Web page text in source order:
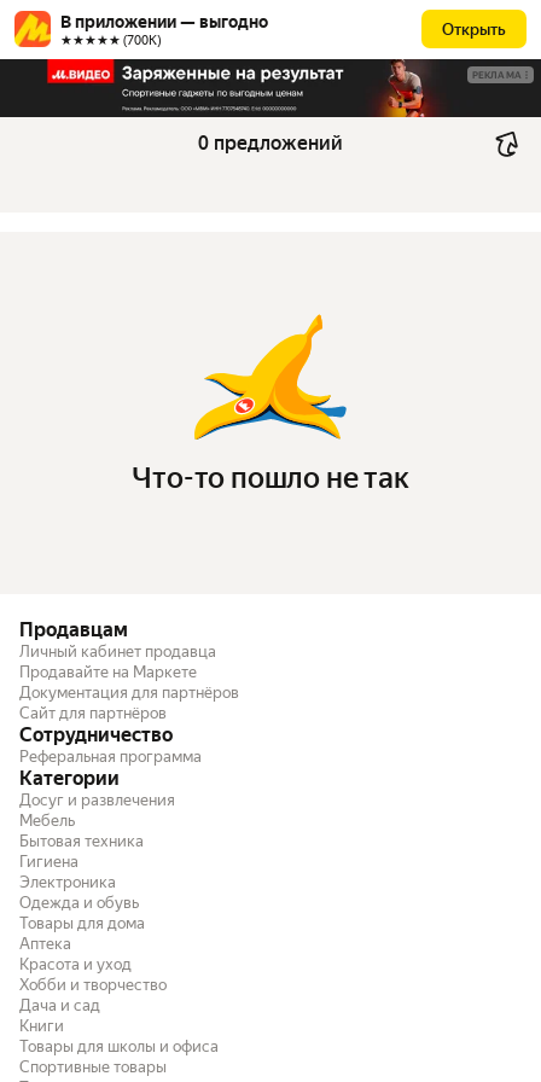
В приложении — выгодно
★★★★★ (700К)
Открыть
РЕКЛАМА
0 предложений
Что-то пошло не так
Продавцам
Личный кабинет продавца
Продавайте на Маркете
Документация для партнёров
Сайт для партнёров
Сотрудничество
Реферальная программа
Категории
Досуг и развлечения
Мебель
Бытовая техника
Гигиена
Электроника
Одежда и обувь
Товары для дома
Аптека
Красота и уход
Хобби и творчество
Дача и сад
Книги
Товары для школы и офиса
Спортивные товары